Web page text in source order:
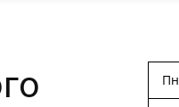
Пн